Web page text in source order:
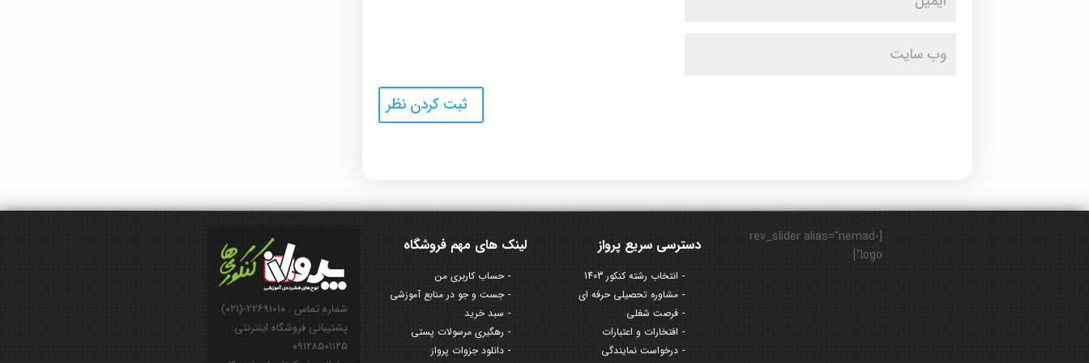
شماره تماس : ۲۲۶۹۱۰۱۰-(۰۲۱)
پشتیبانی فروشگاه اینترنتی:
۰۹۱۲۸۵۰۱۱۲۵
لینک های مهم فروشگاه
حساب کاربری من
جست و جو در منابع آموزشی
سبد خرید
رهگیری مرسولات پستی
دانلود جزوات پرواز
دسترسی سریع پرواز
انتخاب رشته کنکور 1403
مشاوره تحصیلی حرفه ای
فرصت شغلی
افتخارات و اعتبارات
درخواست نمایندگی
[rev_slider alias="nemad-
logo"]